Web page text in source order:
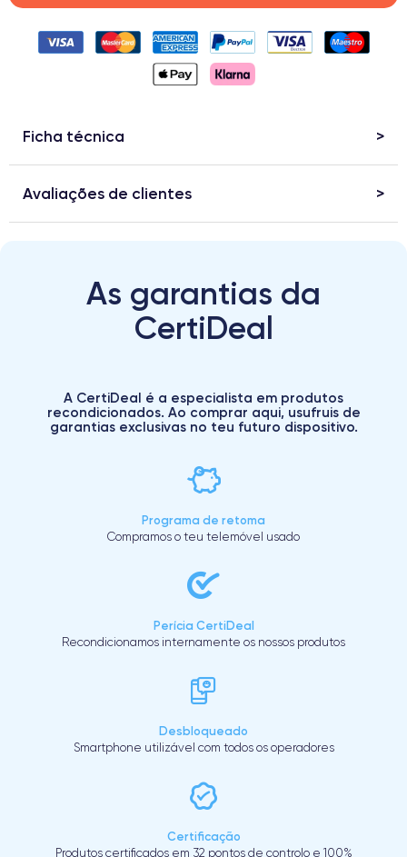
Ficha técnica
Avaliações de clientes
As garantias da
CertiDeal
A CertiDeal é a especialista em produtos
recondicionados. Ao comprar aqui, usufruis de
garantias exclusivas no teu futuro dispositivo.
Programa de retoma
Compramos o teu telemóvel usado
Perícia CertiDeal
Recondicionamos internamente os nossos produtos
Desbloqueado
Smartphone utilizável com todos os operadores
Certificação
Produtos certificados em 32 pontos de controlo e 100%